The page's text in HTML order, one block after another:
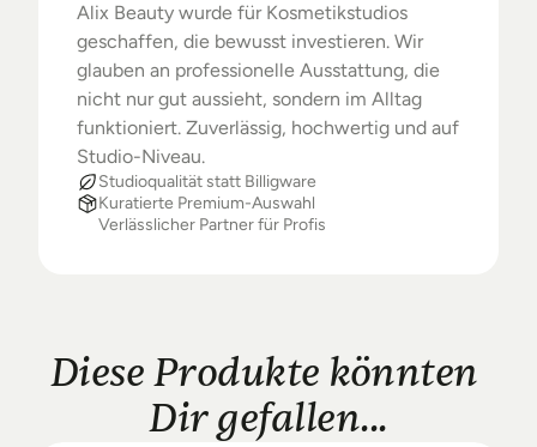
Alix Beauty wurde für Kosmetikstudios
geschaffen, die bewusst investieren. Wir
glauben an professionelle Ausstattung, die
nicht nur gut aussieht, sondern im Alltag
funktioniert. Zuverlässig, hochwertig und auf
Studio-Niveau.
Studioqualität statt Billigware
Kuratierte Premium-Auswahl
Verlässlicher Partner für Profis
Diese Produkte könnten
Dir gefallen...